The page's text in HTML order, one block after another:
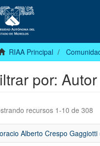
RIAA Principal
por: Autor
recursos 1-10 de 308
Alberto Crespo Gaggiotti